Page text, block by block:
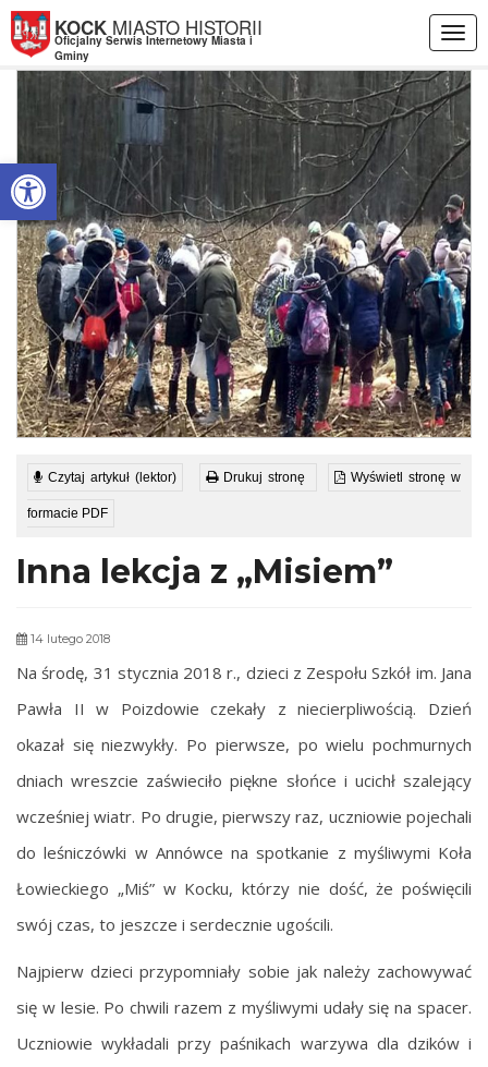
Otwórz pasek narzędzi
KOCK MIASTO HISTORII
Oficjalny Serwis Internetowy Miasta i
Gminy
Czytaj artykuł (lektor) Drukuj stronę Wyświetl stronę w
formacie PDF
Inna lekcja z „Misiem”
14 lutego 2018
Na środę, 31 stycznia 2018 r., dzieci z Zespołu Szkół im. Jana
Pawła II w Poizdowie czekały z niecierpliwością. Dzień
okazał się niezwykły. Po pierwsze, po wielu pochmurnych
dniach wreszcie zaświeciło piękne słońce i ucichł szalejący
wcześniej wiatr. Po drugie, pierwszy raz, uczniowie pojechali
do leśniczówki w Annówce na spotkanie z myśliwymi Koła
Łowieckiego „Miś” w Kocku, którzy nie dość, że poświęcili
swój czas, to jeszcze i serdecznie ugościli.
Najpierw dzieci przypomniały sobie jak należy zachowywać
się w lesie. Po chwili razem z myśliwymi udały się na spacer.
Uczniowie wykładali przy paśnikach warzywa dla dzików i